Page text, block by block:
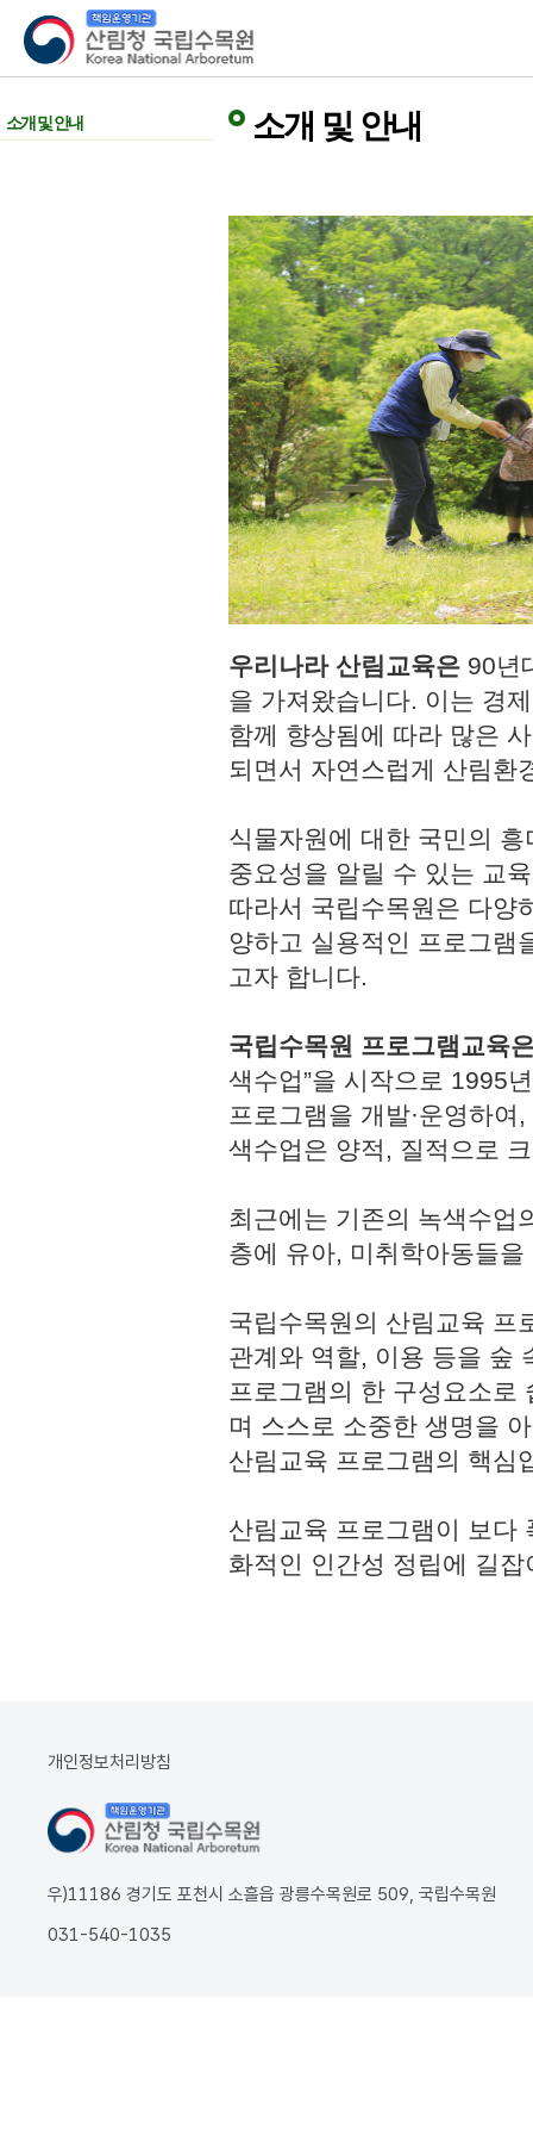
산림청 국립수목원
소개 및 안내 소개 및 안내
우리나라 산림교육은 90년
을 가져왔습니다. 이는 경
함께 향상됨에 따라 많은
되면서 자연스럽게 산림환
식물자원에 대한 국민의
중요성을 알릴 수 있는 교
따라서 국립수목원은 다양
양하고 실용적인 프로그램
고자 합니다.
국립수목원 프로그램교육
색수업”을 시작으로 1995
프로그램을 개발·운영하
색수업은 양적, 질적으로
최근에는 기존의 녹색수업
층에 유아, 미취학아동들
국립수목원의 산림교육 프
관계와 역할, 이용 등을 숲
프로그램의 한 구성요소로
며 스스로 소중한 생명을
산림교육 프로그램의 핵심
산림교육 프로그램이 보다
화적인 인간성 정립에 길
개인정보처리방침
우)11186 경기도 포천시 소흘읍 광릉수목원로 509, 국립수목원
031-540-1035